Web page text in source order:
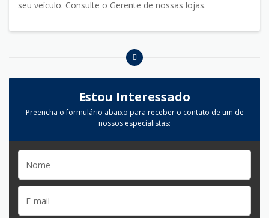
seu veículo. Consulte o Gerente de nossas lojas.
Estou Interessado
Preencha o formulário abaixo para receber o contato de um de
nossos especialistas: